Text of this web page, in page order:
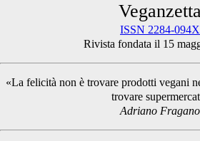
Sidebar
ISSN 2284-094X
Rivista fondata il 15
«La felicità non è trovare prodotti vegani
trovare
Adriano Fragano